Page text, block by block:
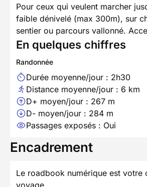
Pour ceux qui veulent marcher
faible dénivelé (max 300m), sur
sentier ou parcours vallonné.
En quelques chiffres
Randonnée
Durée moyenne/jour : 2h30
Distance moyenne/jour : 6 km
D+ moyen/jour : 267 m
D- moyen/jour : 284 m
Passages exposés : Oui
Encadrement
Le roadbook numérique est votre
voyage.